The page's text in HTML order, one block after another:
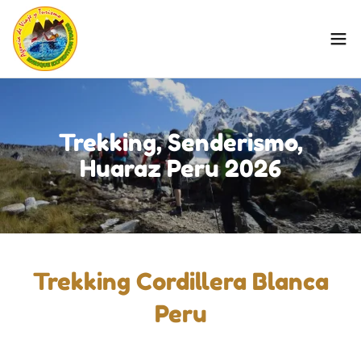
Trekking, Senderismo,
Huaraz Peru 2026
Trekking Cordillera Blanca
Peru